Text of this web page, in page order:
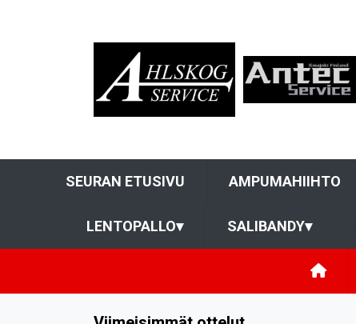
SEURAN ETUSIVU AMPUMAHIIHTO
LENTOPALLO▾ SALIBANDY▾